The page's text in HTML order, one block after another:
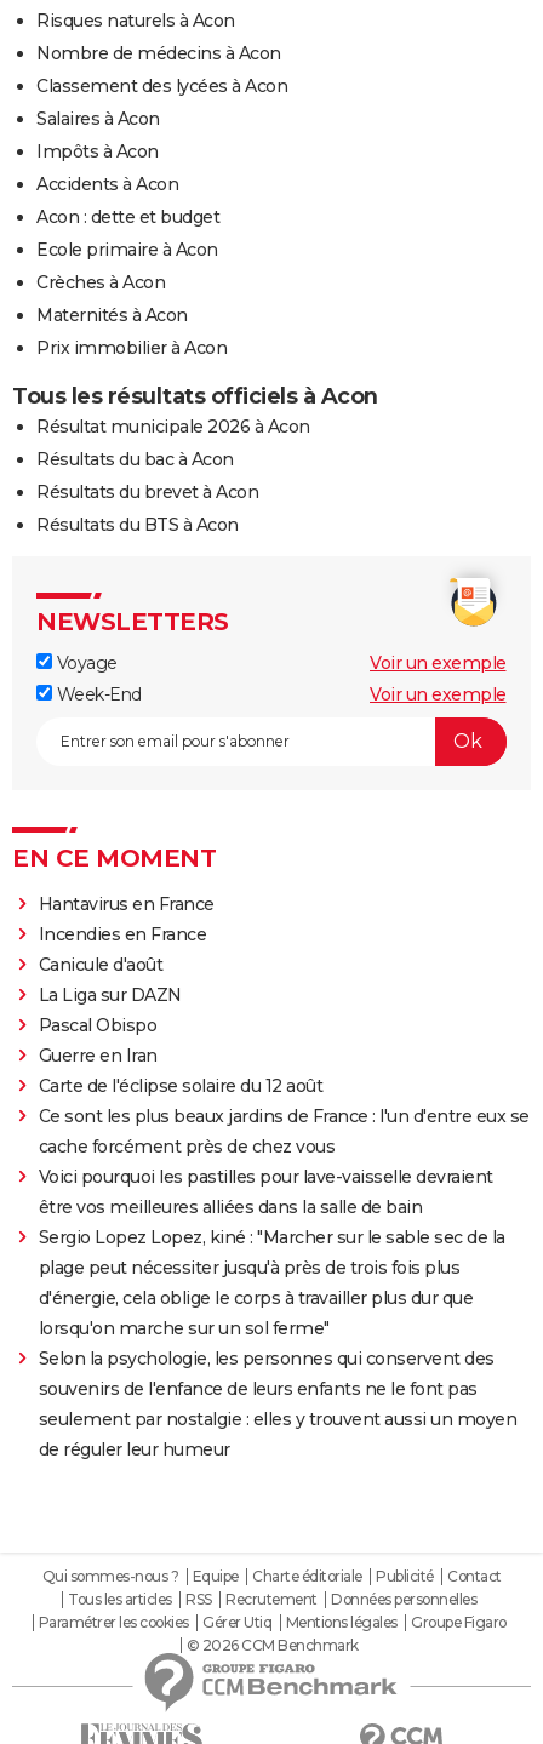
Risques naturels à Acon
Nombre de médecins à Acon
Classement des lycées à Acon
Salaires à Acon
Impôts à Acon
Accidents à Acon
Acon : dette et budget
Ecole primaire à Acon
Crèches à Acon
Maternités à Acon
Prix immobilier à Acon
Tous les résultats officiels à Acon
Résultat municipale 2026 à Acon
Résultats du bac à Acon
Résultats du brevet à Acon
Résultats du BTS à Acon
NEWSLETTERS
Voyage
Voir un exemple
Week-End
Voir un exemple
EN CE MOMENT
Hantavirus en France
Incendies en France
Canicule d'août
La Liga sur DAZN
Pascal Obispo
Guerre en Iran
Carte de l'éclipse solaire du 12 août
Ce sont les plus beaux jardins de France : l'un d'entre eux se
cache forcément près de chez vous
Voici pourquoi les pastilles pour lave-vaisselle devraient
être vos meilleures alliées dans la salle de bain
Sergio Lopez Lopez, kiné : "Marcher sur le sable sec de la
plage peut nécessiter jusqu'à près de trois fois plus
d'énergie, cela oblige le corps à travailler plus dur que
lorsqu'on marche sur un sol ferme"
Selon la psychologie, les personnes qui conservent des
souvenirs de l'enfance de leurs enfants ne le font pas
seulement par nostalgie : elles y trouvent aussi un moyen
de réguler leur humeur
Qui sommes-nous ? Equipe Charte éditoriale Publicité
Contact
Tous les articles
RSS Recrutement
Données personnelles
Paramétrer les cookies
Gérer Utiq Mentions légales
Groupe Figaro
© 2026 CCM Benchmark